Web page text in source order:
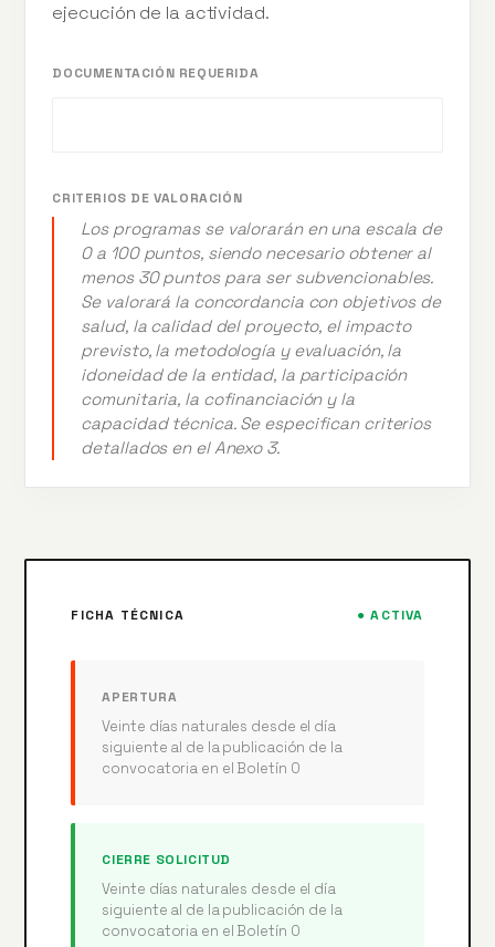
ejecución de la actividad.
DOCUMENTACIÓN REQUERIDA
CRITERIOS DE VALORACIÓN
Los programas se valorarán en una escala de
0 a 100 puntos, siendo necesario obtener al
menos 30 puntos para ser subvencionables.
Se valorará la concordancia con objetivos de
salud, la calidad del proyecto, el impacto
previsto, la metodología y evaluación, la
idoneidad de la entidad, la participación
comunitaria, la cofinanciación y la
capacidad técnica. Se especifican criterios
detallados en el Anexo 3.
FICHA TÉCNICA ● ACTIVA
APERTURA
Veinte días naturales desde el día
siguiente al de la publicación de la
convocatoria en el Boletín O
CIERRE SOLICITUD
Veinte días naturales desde el día
siguiente al de la publicación de la
convocatoria en el Boletín O